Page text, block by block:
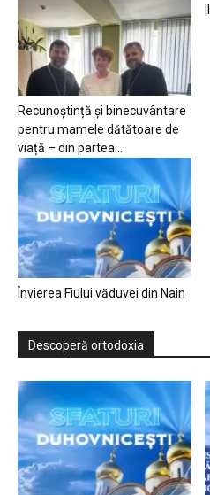
Recunoștință și binecuvântare
pentru mamele dătătoare de
viață – din partea...
Învierea Fiului văduvei din Nain
Descoperă ortodoxia